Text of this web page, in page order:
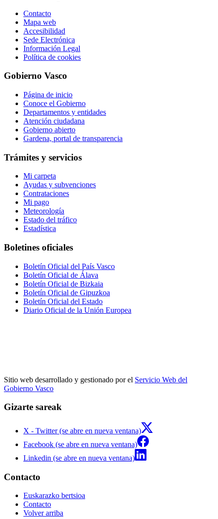
Contacto
Mapa web
Accesibilidad
Sede Electrónica
Información Legal
Política de cookies
Gobierno Vasco
Página de inicio
Conoce el Gobierno
Departamentos y entidades
Atención ciudadana
Gobierno abierto
Gardena, portal de transparencia
Trámites y servicios
Mi carpeta
Ayudas y subvenciones
Contrataciones
Mi pago
Meteorología
Estado del tráfico
Estadística
Boletines oficiales
Boletín Oficial del País Vasco
Boletín Oficial de Álava
Boletín Oficial de Bizkaia
Boletín Oficial de Gipuzkoa
Boletín Oficial del Estado
Diario Oficial de la Unión Europea
Sitio web desarrollado y gestionado por el Servicio Web del
Gobierno Vasco
Gizarte sareak
X - Twitter (se abre en nueva ventana)
Facebook (se abre en nueva ventana)
Linkedin (se abre en nueva ventana)
Contacto
Euskarazko bertsioa
Contacto
Volver arriba